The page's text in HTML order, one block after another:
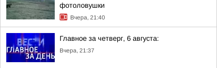
фотоловушки
Вчера, 21:40
Главное за четверг, 6 августа:
Вчера, 21:37